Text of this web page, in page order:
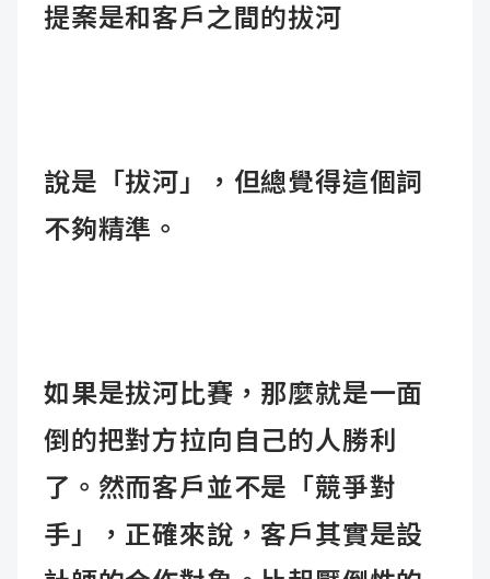
提案是和客戶之間的拔河
說是「拔河」，但總覺得這個詞
不夠精準。
如果是拔河比賽，那麼就是一面
倒的把對方拉向自己的人勝利
了。然而客戶並不是「競爭對
手」，正確來說，客戶其實是設